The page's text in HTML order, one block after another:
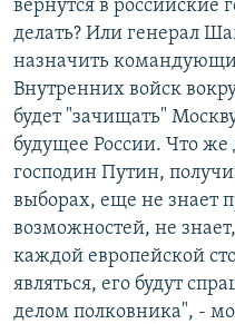
вернутся в российские
делать? Или генерал
назначить
Внутренних войск
будет "зачищать"
будущее России. Что же
господин Путин,
выборах, еще не знает
возможностей, не
каждой европейской
являться, его будут
делом полковника", -